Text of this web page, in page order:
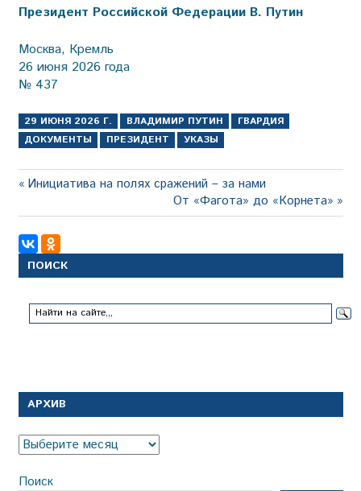
Президент Российской Федерации В. Путин
Москва, Кремль
26 июня 2026 года
№ 437
29 ИЮНЯ 2026 Г. ВЛАДИМИР ПУТИН
ГВАРДИЯ
ДОКУМЕНТЫ
ПРЕЗИДЕНТ УКАЗЫ
Навигация
по
записям
Предыдущая
Инициатива на полях сражений – за нами
Следующая
запись:
От «Фагота» до «Корнета»
ПОИСК
АРХИВ
Архив
Поиск